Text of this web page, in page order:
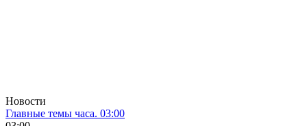
Новости
Главные темы часа. 03:00